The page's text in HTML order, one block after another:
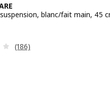
blanc/fait main, 45
Révision: 3.6 hors de 5
(186)